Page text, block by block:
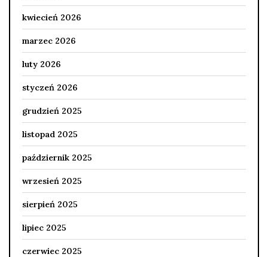
kwiecień 2026
marzec 2026
luty 2026
styczeń 2026
grudzień 2025
listopad 2025
październik 2025
wrzesień 2025
sierpień 2025
lipiec 2025
czerwiec 2025